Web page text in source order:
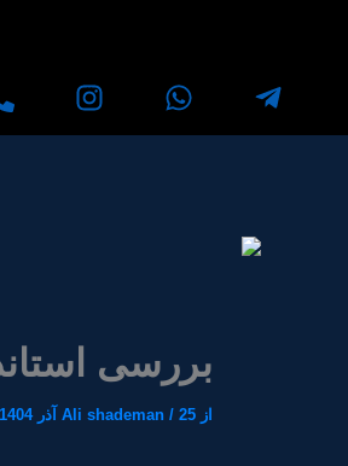
بررسی
از Ali shademan / 25 آذر 1404